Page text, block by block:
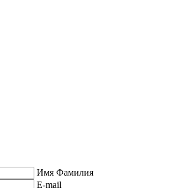
Имя Фамилия
E-mail